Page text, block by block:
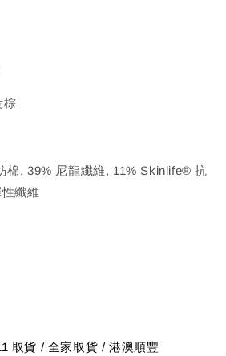
棕
棉, 39% 尼龍纖維, 11% Skinlife® 抗
纖維
取貨 / 全家取貨 / 港澳順豐